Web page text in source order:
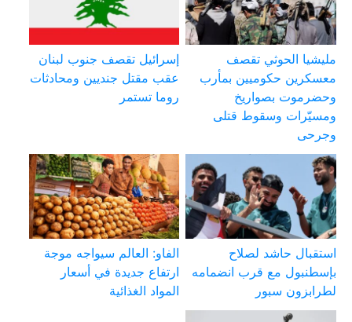
مليشيا الحوثي تقصف
معسكرين حكوميين بمأرب
وحضرموت بصواريخ
ومسيّرات وسقوط قتلى
وجرحى
إسرائيل تقصف جنوب لبنان
عقب مقتل جنديين ومحادثات
روما تستمر
استقبال حاشد لصلاح
بإسطنبول مع قرب انضمامه
لطرابزون سبور
الفاو: العالم سيواجه موجة
ارتفاع جديدة في أسعار
المواد الغذائية